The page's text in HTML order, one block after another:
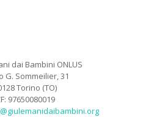
dai Bambini ONLUS
G. Sommeilier, 31
Torino (TO)
97650080019